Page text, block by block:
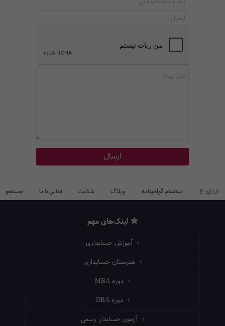
English استعلام گواهینامه وبلاگ شکایت تماس با ما جستجو
لینک‌های مهم
آموزش حسابداری
هنرستان حسابداری
دوره MBA
دوره DBA
آزمون حسابدار رسمی